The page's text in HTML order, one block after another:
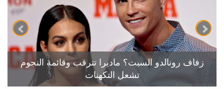
زفاف رونالدو السبت؟ ماديرا تترقب وقائمة النجوم
تشعل التكهنات